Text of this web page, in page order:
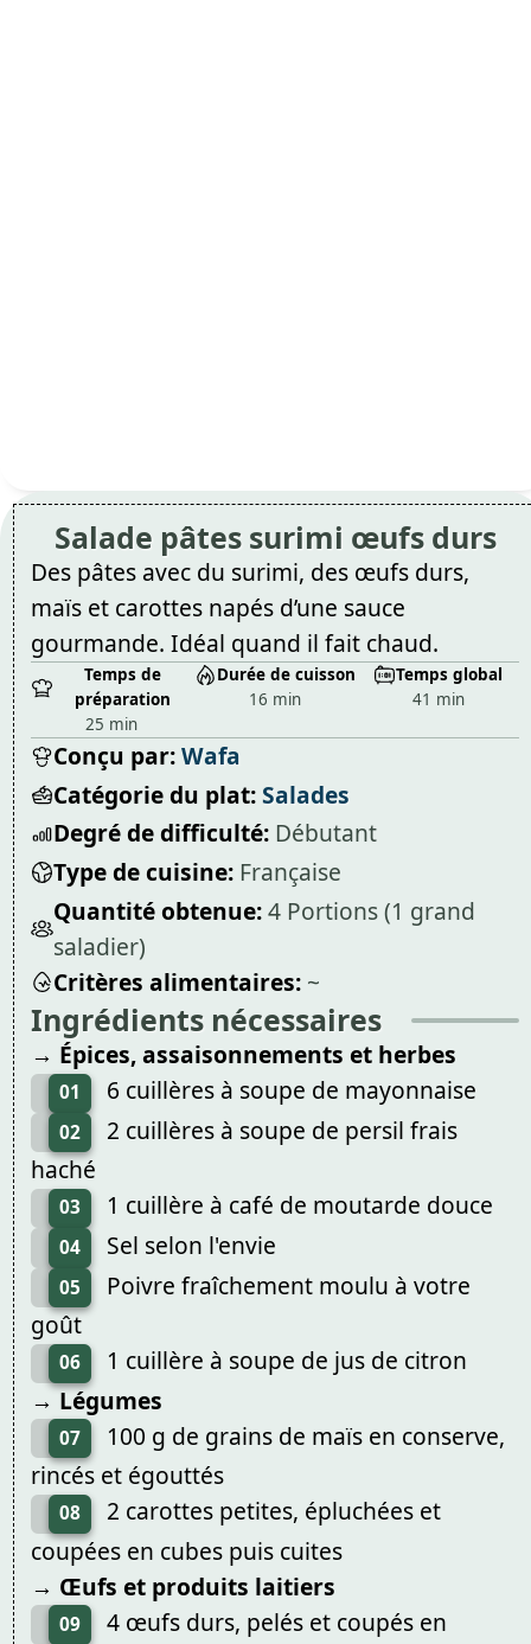
Salade pâtes surimi œufs durs
Des pâtes avec du surimi, des œufs durs,
maïs et carottes napés d’une sauce
gourmande. Idéal quand il fait chaud.
Temps de
préparation
25 min
Durée de cuisson
16 min
Temps global
41 min
Conçu par:Wafa
Catégorie du plat:Salades
Degré de difficulté: Débutant
Type de cuisine: Française
Quantité obtenue:4 Portions (1 grand
saladier)
Critères alimentaires: ~
Ingrédients nécessaires
→ Épices, assaisonnements et herbes
01 6 cuillères à soupe de mayonnaise
02
2 cuillères à soupe de persil frais
haché
03 1 cuillère à café de moutarde douce
04 Sel selon l'envie
05
Poivre fraîchement moulu à votre
goût
06
1 cuillère à soupe de jus de citron
→ Légumes
07
100 g de grains de maïs en conserve,
rincés et égouttés
08
2 carottes petites, épluchées et
coupées en cubes puis cuites
→ Œufs et produits laitiers
09
4 œufs durs, pelés et coupés en